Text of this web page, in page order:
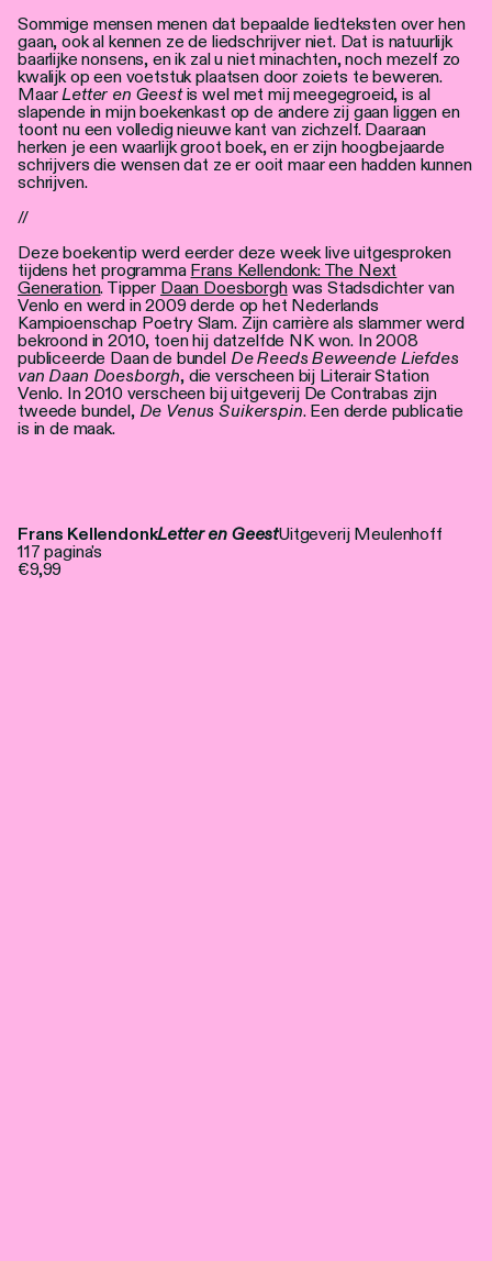
Sommige mensen menen dat bepaalde liedteksten over hen
gaan, ook al kennen ze de liedschrijver niet. Dat is natuurlijk
baarlijke nonsens, en ik zal u niet minachten, noch mezelf zo
kwalijk op een voetstuk plaatsen door zoiets te beweren.
Maar Letter en Geestis wel met mij meegegroeid, is al
slapende in mijn boekenkast op de andere zij gaan liggen en
toont nu een volledig nieuwe kant van zichzelf. Daaraan
herken je een waarlijk groot boek, en er zijn hoogbejaarde
schrijvers die wensen dat ze er ooit maar een hadden kunnen
schrijven.
//
Deze boekentip werd eerder deze week live uitgesproken
tijdens het programma Frans Kellendonk: The Next
Generation. Tipper Daan Doesborghwas Stadsdichter van
Venlo en werd in 2009 derde op het Nederlands
Kampioenschap Poetry Slam. Zijn carrière als slammer werd
bekroond in 2010, toen hij datzelfde NK won. In 2008
publiceerde Daan de bundel De Reeds Beweende Liefdes
van Daan Doesborgh, die verscheen bij Literair Station
Venlo. In 2010 verscheen bij uitgeverij De Contrabas zijn
tweede bundel, De Venus Suikerspin. Een derde publicatie
is in de maak.
Frans KellendonkLetter en GeestUitgeverij Meulenhoff
117 pagina's
€9,99